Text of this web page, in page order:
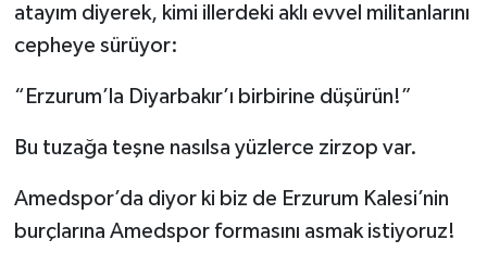
atayım diyerek, kimi illerdeki aklı evvel militanlarını
cepheye sürüyor:
“Erzurum’la Diyarbakır’ı birbirine düşürün!”
Bu tuzağa teşne nasılsa yüzlerce zirzop var.
Amedspor’da diyor ki biz de Erzurum Kalesi’nin
burçlarına Amedspor formasını asmak istiyoruz!